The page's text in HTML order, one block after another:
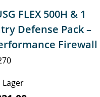
FLEX 500H & 1
Defense Pack –
Firewall
Lager